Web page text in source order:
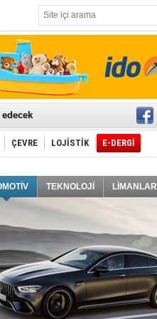
ÇEVRE LOJİSTİK E-DERGİ
TEKNOLOJİ LİMANLAR